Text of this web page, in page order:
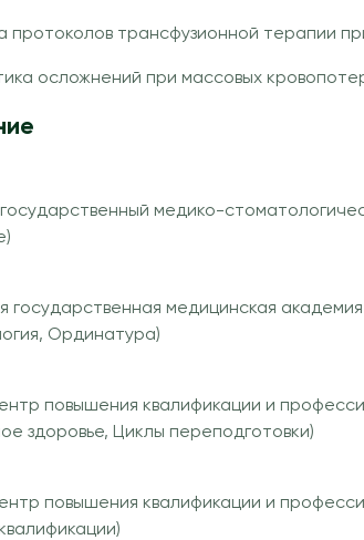
протоколов трансфузионной терапии
осложнений при массовых
медико-
государственная медицинская
Ординатура)
повышения квалификации и
здоровье, Циклы переподготовки)
повышения квалификации и